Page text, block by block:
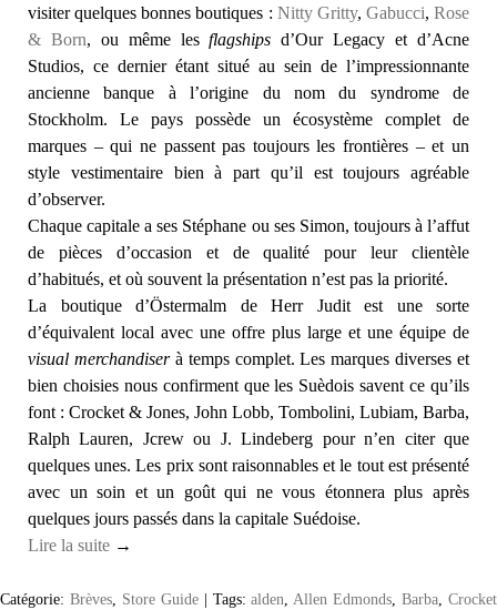
visiter quelques bonnes boutiques : Nitty Gritty, Gabucci, Rose
& Born, ou même lesflagships d’Our Legacy et d’Acne
Studios, ce dernier étant situé au sein de l’impressionnante
ancienne banque à l’origine du nom du syndrome de
Stockholm. Le pays possède un écosystème complet de
marques – qui ne passent pas toujours les frontières – et un
style vestimentaire bien à part qu’il est toujours agréable
d’observer.
Chaque capitale a ses Stéphane ou ses Simon, toujours à l’affut
de pièces d’occasion et de qualité pour leur clientèle
d’habitués, et où souvent la présentation n’est pas la priorité.
La boutique d’Östermalm de Herr Judit est une sorte
d’équivalent local avec une offre plus large et une équipe de
visual merchandiserà temps complet. Les marques diverses et
bien choisies nous confirment que les Suèdois savent ce qu’ils
font : Crocket & Jones, John Lobb, Tombolini, Lubiam, Barba,
Ralph Lauren, Jcrew ou J. Lindeberg pour n’en citer que
quelques unes. Les prix sont raisonnables et le tout est présenté
avec un soin et un goût qui ne vous étonnera plus après
quelques jours passés dans la capitale Suédoise.
Lire la suite →
Catégorie: Brèves, Store Guide | Tags:alden Allen Edmonds ,Barba ,Crocket